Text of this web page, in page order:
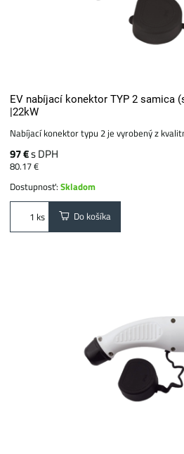
EV nabíjací konektor TYP 2 samica
|22kW
Nabíjací konektor typu 2 je vyrobený z
97 €s DPH
80.17 €
Dostupnosť:Skladom
ks Do košíka